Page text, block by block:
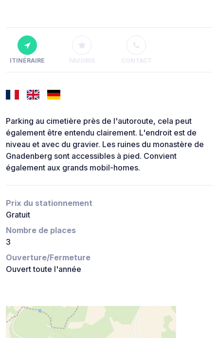
ITINÉRAIRE FAVORIS CONTACT
Parking au cimetière près de l'autoroute, cela peut
également être entendu clairement. L'endroit est de
niveau et avec du gravier. Les ruines du monastère de
Gnadenberg sont accessibles à pied. Convient
également aux grands mobil-homes.
Prix du stationnement
Gratuit
Nombre de places
3
Ouverture/Fermeture
Ouvert toute l'année